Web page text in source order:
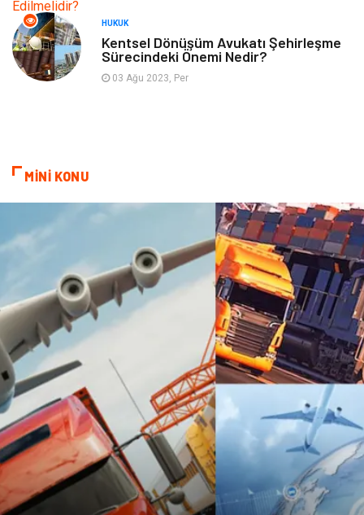
Hizmet
İnternet Ambalaj
Kültür
Pazarlama Kiralama Servisleri
Basın Yayın Bilişim
Dernekler ve Birlikler Periyodik Kontrol
Moda İthalat İhracat
Alüminyum Tarım & Hayvancılık
HUKUK
Kentsel Dönüşüm Avukatı Şehirleşme
Sürecindeki Önemi Nedir?
03 Ağu 2023, Per
MİNİ KONU